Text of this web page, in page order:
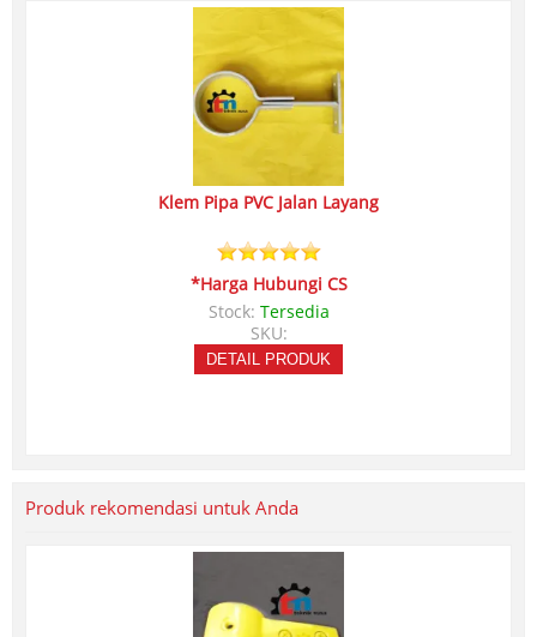
Klem Pipa PVC Jalan Layang
*Harga Hubungi CS
Stock: Tersedia
SKU:
DETAIL PRODUK
Produk rekomendasi untuk Anda